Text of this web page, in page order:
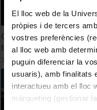
El lloc web de la
pròpies i de tercers
vostres preferències
al lloc web amb
puguin diferenciar la
usuaris), amb finalitats
interactueu amb el lloc
màrqueting (gestionar
Cure diseases through
bioprinting
23 Marzo, 2022